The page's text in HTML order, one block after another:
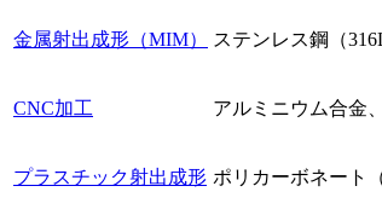
金属射出成形（MIM） ステンレス鋼（
CNC加工 アルミニウム合金
プラスチック射出成形 ポリカーボネート